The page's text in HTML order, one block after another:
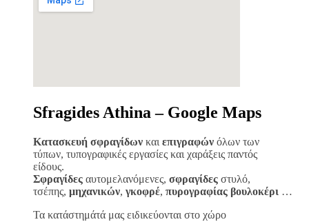
Sfragides Athina – Google Maps
Κατασκευή σφραγίδων και επιγραφών όλων των
τύπων, τυπογραφικές εργασίες και χαράξεις παντός
είδους.
Σφραγίδες αυτομελανόμενες, σφραγίδες στυλό,
τσέπης, μηχανικών, γκοφρέ, πυρογραφίας βουλοκέρι …
Τα κατάστημάτά μας ειδικεύονται στο χώρο